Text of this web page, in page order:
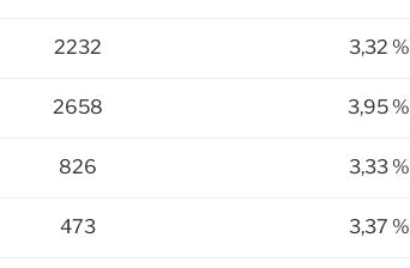
2232 3,32 %
2658 3,95 %
826 3,33 %
473 3,37 %